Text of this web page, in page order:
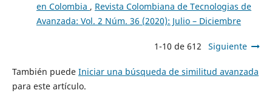
en Colombia , Revista Colombiana de Tecnologias de
Avanzada: Vol. 2 Núm. 36 (2020): Julio – Diciembre
1-10 de 612 Siguiente
También puede Iniciar una búsqueda de similitud avanzada
para este artículo.